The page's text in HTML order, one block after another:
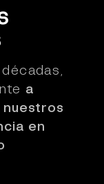
a
en